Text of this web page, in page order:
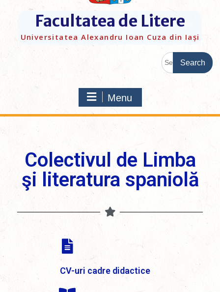
Facultatea de Litere
Universitatea Alexandru Ioan Cuza din Iași
Menu
Colectivul de Limba
şi literatura spaniolă
CV-uri cadre didactice